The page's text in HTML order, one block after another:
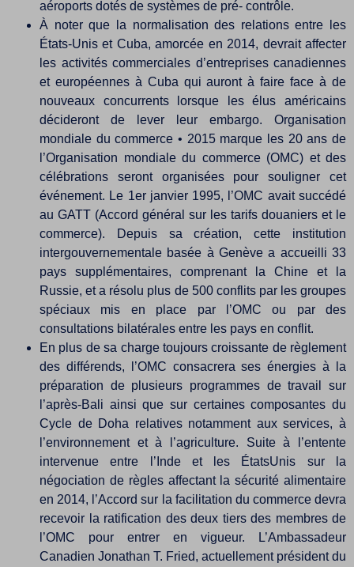
aéroports dotés de systèmes de pré- contrôle.
À noter que la normalisation des relations entre les
États-Unis et Cuba, amorcée en 2014, devrait affecter
les activités commerciales d’entreprises canadiennes
et européennes à Cuba qui auront à faire face à de
nouveaux concurrents lorsque les élus américains
décideront de lever leur embargo. Organisation
mondiale du commerce • 2015 marque les 20 ans de
l’Organisation mondiale du commerce (OMC) et des
célébrations seront organisées pour souligner cet
événement. Le 1er janvier 1995, l’OMC avait succédé
au GATT (Accord général sur les tarifs douaniers et le
commerce). Depuis sa création, cette institution
intergouvernementale basée à Genève a accueilli 33
pays supplémentaires, comprenant la Chine et la
Russie, et a résolu plus de 500 conflits par les groupes
spéciaux mis en place par l’OMC ou par des
consultations bilatérales entre les pays en conflit.
En plus de sa charge toujours croissante de règlement
des différends, l’OMC consacrera ses énergies à la
préparation de plusieurs programmes de travail sur
l’après-Bali ainsi que sur certaines composantes du
Cycle de Doha relatives notamment aux services, à
l’environnement et à l’agriculture. Suite à l’entente
intervenue entre l’Inde et les ÉtatsUnis sur la
négociation de règles affectant la sécurité alimentaire
en 2014, l’Accord sur la facilitation du commerce devra
recevoir la ratification des deux tiers des membres de
l’OMC pour entrer en vigueur. L’Ambassadeur
Canadien Jonathan T. Fried, actuellement président du